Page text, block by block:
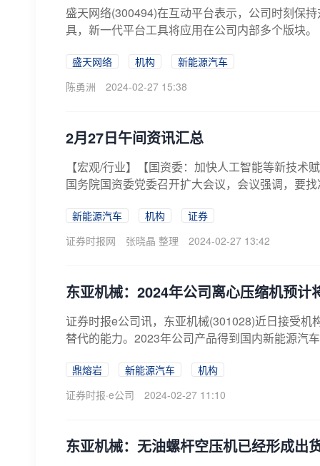
盛天网络(300494)在互动平台表示，公司时刻保
具，新一代平台工具将应用在公司内部多个版块。
盛天网络 机构
新能源汽车
陈勇洲
2024-02-27 15:38
2月27日午间资讯汇总
【宏观/行业】【国资委：加快人工智能等新技
国务院国资委党委召开扩大会议，会议强调，要
新能源汽车 机构
证券
证券时报网
张晓晶 整理 2024-02-27 13:42
东亚机械：2024年公司离心压缩机预计
证券时报e公司讯，东亚机械(301028)近日接受
替代的能力。2023年公司产品得到国内新能源汽
鼎熔岩 新能源汽车
机构
证券时报·e公司
2024-02-27 11:10
东亚机械：无油螺杆空压机已经形成出